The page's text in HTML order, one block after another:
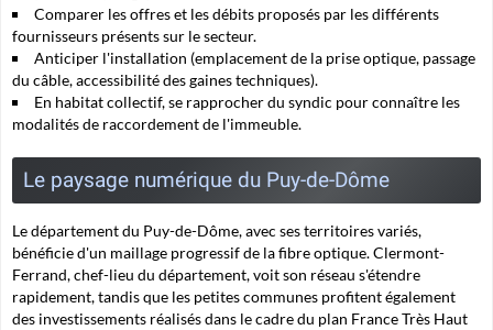
Comparer les offres et les débits proposés par les différents
fournisseurs présents sur le secteur.
Anticiper l'installation (emplacement de la prise optique, passage
du câble, accessibilité des gaines techniques).
En habitat collectif, se rapprocher du syndic pour connaître les
modalités de raccordement de l'immeuble.
Le paysage numérique du Puy-de-Dôme
Le département du Puy-de-Dôme, avec ses territoires variés,
bénéficie d'un maillage progressif de la fibre optique. Clermont-
Ferrand, chef-lieu du département, voit son réseau s'étendre
rapidement, tandis que les petites communes profitent également
des investissements réalisés dans le cadre du plan France Très Haut